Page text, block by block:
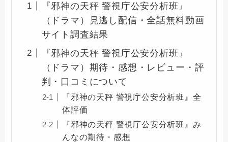
『邪神の天秤 警視庁公安分析班』
（ドラマ）見逃し配信・全話無料動画
サイト調査結果
『邪神の天秤 警視庁公安分析班』
（ドラマ）期待・感想・レビュー・評
判・口コミについて
『邪神の天秤 警視庁公安分析班』全
体評価
『邪神の天秤 警視庁公安分析班』み
んなの期待・感想